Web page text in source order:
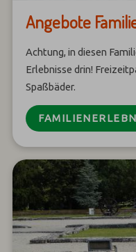
Angebote
Achtung, in diesen
Erlebnisse drin!
Spaßbäder.